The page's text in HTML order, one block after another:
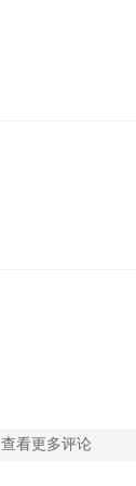
查看更多评论